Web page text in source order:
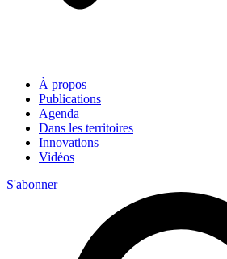
À propos
Publications
Agenda
Dans les territoires
Innovations
Vidéos
S'abonner